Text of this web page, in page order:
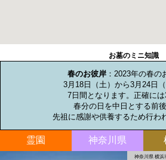
お墓のミニ知識
春のお彼岸：2023年の春の
3月18日（土）から3月24日
7日間となります。正確に
春分の日を中日とする前
先祖に感謝や供養するため行わ
霊園 神奈川県
神奈川県 横浜